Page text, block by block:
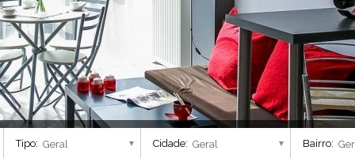
(24)
(38)
(3)
All Jardim Oceânico (1)
Alma Carioca - Breve Lançamento (4)
Alma Ipanema - Residencial (1)
AmÉricas 19 Cury (1)
Américas Club Residence - Fase 1 (1)
Américas Club Residence - Fase 2 (1)
Aqua Village Residence Club - Residencial (3)
Arte Botânica - Lojas (2)
Política de privacidade
Tipo: Cidade: Bairro: